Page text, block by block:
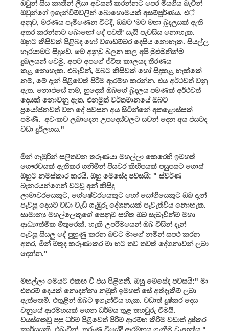
ඔවුන් සිය කෘතීන් ලියා අවසන් කරන්නට පෙර මියගිය බැවින්
ඔවුන්ගේ ඉගැන්වීම්වලින් බොහොමයක් අසම්පූර්ණය. එ්
අනුව, මරණය පැමිණෙන විටදී, ඔබට 'මට මහා බූදලයක් ඇති
අතර කරන්නට බොහෝ දේ පවතී' යැයි පැවසිය නොහැක.
ඔහුට කිසිවක් පිළිබඳ හෝ වගාඩම්බර දෙසිය නොහැක. සියල්ල
හැරයාමට සිදුවේ. මේ අනුව බලන කල අපි මුළුමනින්ම
දුබලයන් වෙමු. අපට අපගේ ජීවිත කාලයද තීරණය
කළ නොහැක. එබැවින්, ඔබට කිසිවක් හෝ සිදුකළ හැක්කේ
නම්, මේ දැන් පිළිවෙත් පිරීම ආරම්භ කරන්න. එය අර්ථවත් වනු
ඇත. නොඑසේ නම්, හුදෙක් ඔබගේ බූදලය පමණක් අර්ථවත්
දෙයක් නොවනු ඇත. එනමුත් වර්තමානයේ ඔබට
ප්‍රයෝජනවත් වන දේ පවසන අය සිටින්නේ අතළොස්සක්
පමණි. අවංකව ලබාදෙන උපදෙස්වලට සවන් දෙන අය එයටද
වඩා දුර්ලභය."
මින් ගැඹුරින් සලිතවන තරුණයා මහල්ලා කෙරෙහි ඉමහත්
ගෞරවයක් ඇතිකර ගනිමින් පියවර කිහිපයක් පසුපසට ගොස්
ඔහුට නමස්කාර කරයි. ඔහු මෙසේද පවසයි: " ස්වර්ණ
බැනරයන්ගෙන් වටවූ අන් කිසිදු
ලාමාවරයෙකුට, ගේෂේවරයෙකුට හෝ යෝගියෙකුට ඔබ දැන්
පැවසූ දෙයට වඩා වැඩි ගැඹුරු දේශනයක් පැවැත්විය නොහැක.
සාමාන්‍ය මහල්ලෙකුගේ පෙනුම සහිත ඔබ සැබැවින්ම මහා
ආධ්‍යාත්මික මිතුරෙක්. හැකි උපරිමයෙන් ඔබ විසින් දැන්
පැවසූ සියලු දේ පුහුණු කරන බවට මාගේ නමින් සපථ කරන
අතර, මින් මතුද කරුණාකර මා හට තව තවත් දේශනාවන් ලබා
දෙන්න."
මහල්ලා මෙයට එකඟ වී එය පිළිගනී. ඔහු මෙසේද පවසයි:" මා
එතරම් දෙයක් නොදන්නා නමුත් ඉමහත් සේ අත්දැකීම් ලබා
ඇත්තෙමි. එතුළින් ඔබට ඉගැන්විය හැක. වඩාත් දුෂ්කර දෙය
වනුයේ ආරම්භයක් ගෙන ධර්මය තුළ තහවුරු වීමයි.
වයස්ගතවූ පසු ධර්ම පිළිවෙත් පිරීම ආරම්භ කිරීම වඩාත් දුෂ්කර
කාර්යයකි. එබැවින්, තරුණ වියේදී ආරම්භය ගැනීම වැදගත්ය."